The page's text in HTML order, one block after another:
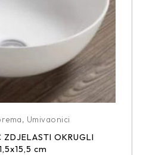
, Umivaonici
ZDJELASTI OKRUGLI
cm